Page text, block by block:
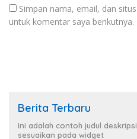
Simpan nama, email, dan
untuk komentar saya berikutnya.
Berita Terbaru
Ini adalah contoh judul
sesuaikan pada widget